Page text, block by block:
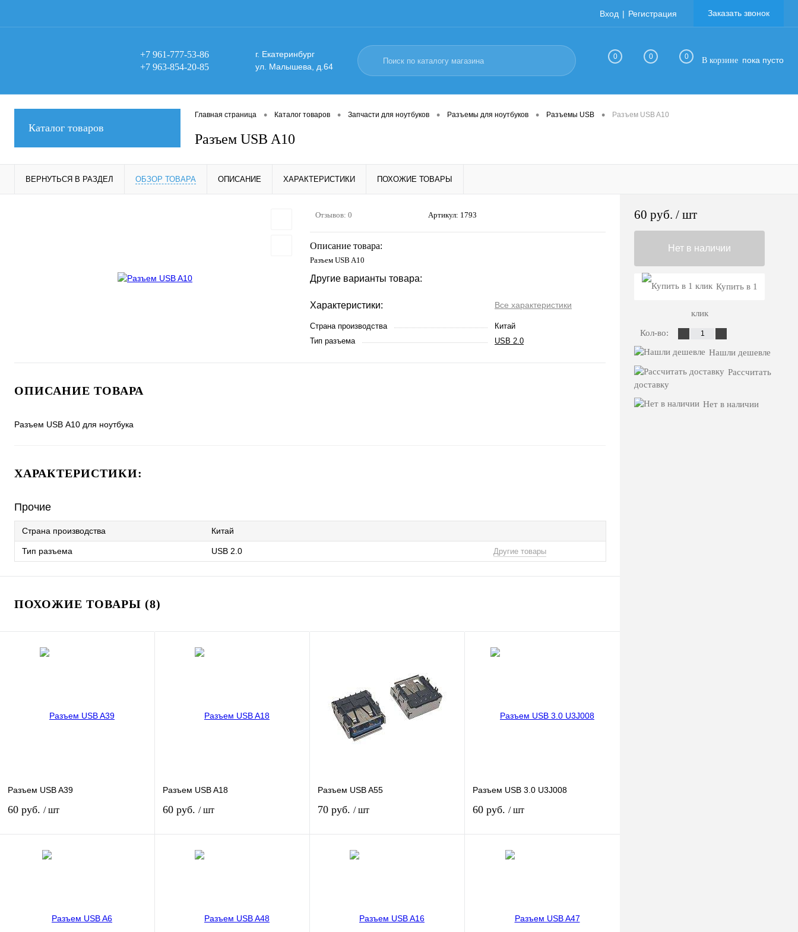
Вход Регистрация Заказать звонок
+7 961-777-53-86
+7 963-854-20-85
г. Екатеринбург
ул. Малышева, д.64
0 0 0 В корзине пока пусто
Каталог товаров
Главная страница • Каталог товаров • Запчасти для ноутбуков • Разъемы для ноутбуков • Разъемы USB • Разъем USB A10
Разъем USB A10
ВЕРНУТЬСЯ В РАЗДЕЛ ОБЗОР ТОВАРА ОПИСАНИЕ ХАРАКТЕРИСТИКИ ПОХОЖИЕ ТОВАРЫ
Отзывов: 0 Артикул: 1793
Описание товара:
Разъем USB A10
Другие варианты товара:
Характеристики: Все характеристики
Страна производства
Китай
Тип разъема
USB 2.0
ОПИСАНИЕ ТОВАРА
Разъем USB A10 для ноутбука
ХАРАКТЕРИСТИКИ:
Прочие
Страна производства Китай
Тип разъема USB 2.0 Другие товары
ПОХОЖИЕ ТОВАРЫ (8)
Разъем USB A39
60 руб. / шт
Разъем USB A18
60 руб. / шт
Разъем USB A55
70 руб. / шт
Разъем USB 3.0 U3J008
60 руб. / шт
60 руб. / шт
Нет в наличии
Купить в 1
клик
Кол-во:
Нашли дешевле
Рассчитать
доставку
Нет в наличии